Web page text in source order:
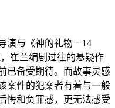
演与《神的礼物－14
崔兰编剧过往的悬疑作
已备受期待。而故事灵感
案件的犯案者有着与一般
悔和负罪感，更无法感受